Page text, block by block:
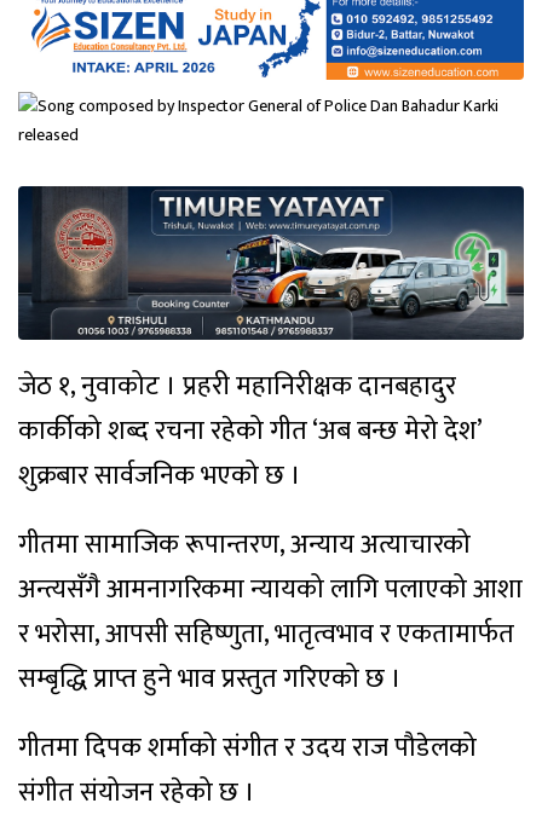
जेठ १, नुवाकोट । प्रहरी महानिरीक्षक दानबहादुर
कार्कीको शब्द रचना रहेको गीत ‘अब बन्छ मेरो देश’
शुक्रबार सार्वजनिक भएको छ ।
गीतमा सामाजिक रूपान्तरण, अन्याय अत्याचारको
अन्त्यसँगै आमनागरिकमा न्यायको लागि पलाएको आशा
र भरोसा, आपसी सहिष्णुता, भातृत्वभाव र एकतामार्फत
सम्बृद्धि प्राप्त हुने भाव प्रस्तुत गरिएको छ ।
गीतमा दिपक शर्माको संगीत र उदय राज पौडेलको
संगीत संयोजन रहेको छ ।